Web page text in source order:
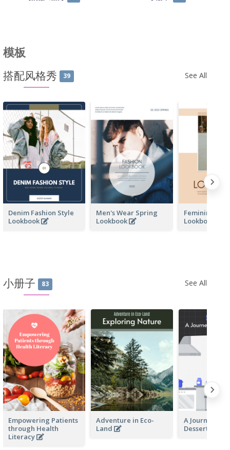
模板
搭配风格秀 39 See All
Denim Fashion Style
Lookbook
Men's Wear Spring
Lookbook
Feminine
Lookbook
小册子 83 See All
Empowering Patients
through Health
Literacy
Adventure in Eco-
Land
A Journey
Desserts